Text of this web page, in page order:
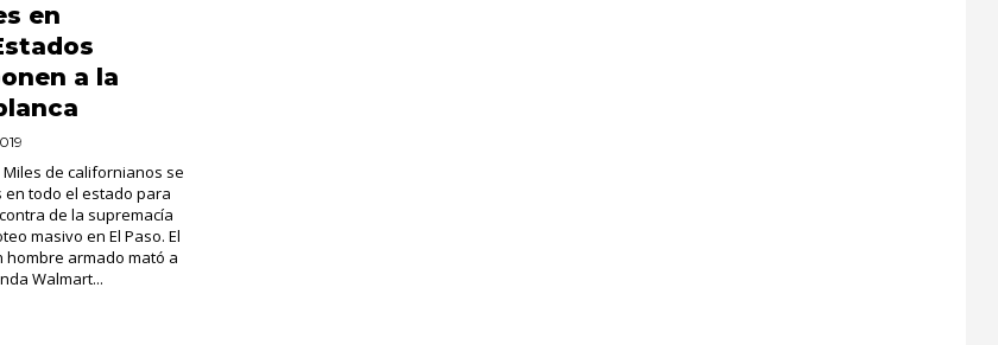
en
a la
Miles de californianos se
todo el estado para
de la supremacía
masivo en El Paso. El
hombre armado mató a
Walmart...